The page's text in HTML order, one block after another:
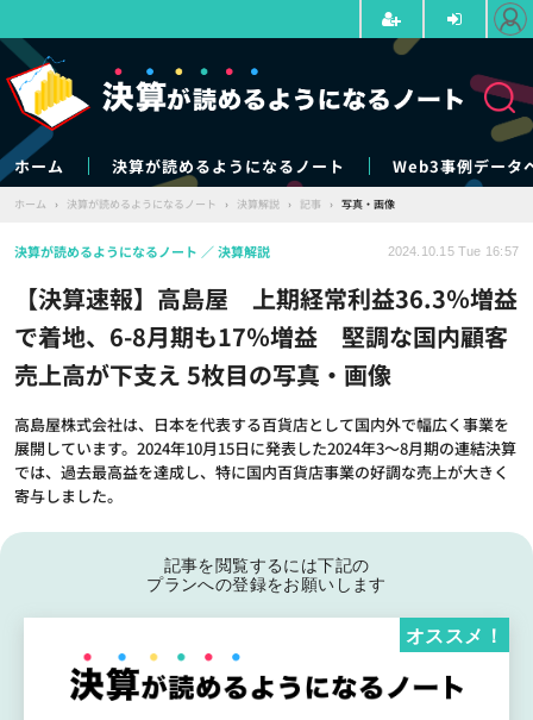
ホーム 決算が読めるようになるノート Web3事例データ
ホーム › 決算が読めるようになるノート › 決算解説 › 記事 › 写真・画像
【決算速報】高島屋 上期経常利益36.3％増益
で着地、6-8月期も17％増益 堅調な国内顧客
売上高が下支え 5枚目の写真・画像
高島屋株式会社は、日本を代表する百貨店として国内外で幅広く事業を
展開しています。2024年10月15日に発表した2024年3～8月期の連結決算
では、過去最高益を達成し、特に国内百貨店事業の好調な売上が大きく
寄与しました。
決算が読めるようになるノート 決算解説 2024.10.15 Tue 16:57
記事を閲覧するには下記の
プランへの登録をお願いします
オススメ！